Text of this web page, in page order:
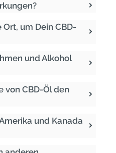
um Dein CBD-
und Alkohol
von CBD-Öl den
und Kanada